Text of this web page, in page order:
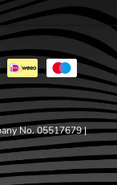
No. 05517679 |